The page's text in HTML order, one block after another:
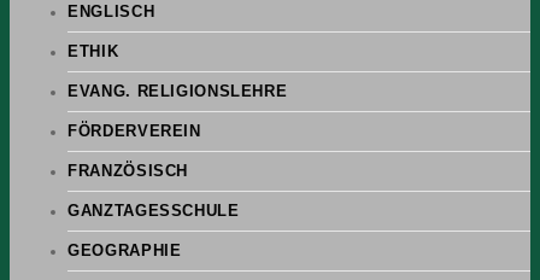
ENGLISCH
ETHIK
EVANG. RELIGIONSLEHRE
FÖRDERVEREIN
FRANZÖSISCH
GANZTAGESSCHULE
GEOGRAPHIE